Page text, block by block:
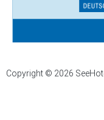
Copyright © 2026